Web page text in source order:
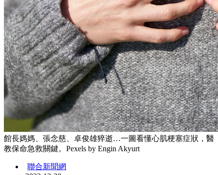
館長媽媽、張念慈、卓俊雄猝逝…一圖看懂心肌梗塞症狀，醫
教保命急救關鍵。Pexels by Engin Akyurt
聯合新聞網